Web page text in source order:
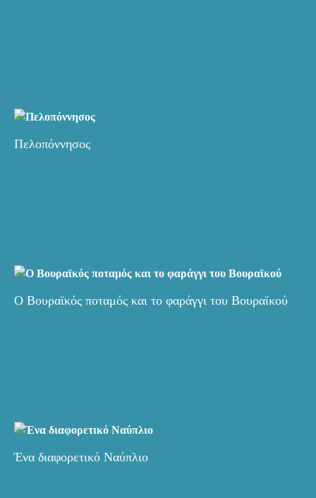
Πελοπόννησος
Ο Βουραϊκός ποταμός και το φαράγγι του Βουραϊκού
Ένα διαφορετικό Ναύπλιο